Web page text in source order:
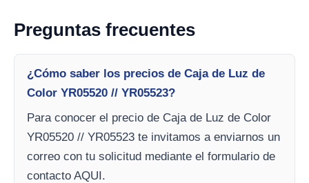
Preguntas frecuentes
¿Cómo saber los precios de Caja de Luz de
Color YR05520 // YR05523?
Para conocer el precio de Caja de Luz de Color
YR05520 // YR05523 te invitamos a enviarnos un
correo con tu solicitud mediante el formulario de
contacto AQUI.